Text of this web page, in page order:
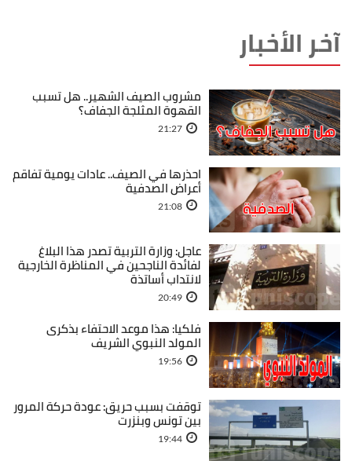
آخر الأخبار
مشروب الصيف الشهير.. هل تسبب
القهوة المثلجة الجفاف؟
21:27
احذرها في الصيف.. عادات يومية تفاقم
أعراض الصدفية
21:08
عاجل: وزارة التربية تصدر هذا البلاغ
لفائدة الناجحين في المناظرة الخارجية
لانتداب أساتذة
20:49
فلكيا: هذا موعد الاحتفاء بذكرى
المولد النبوي الشريف
19:56
توقفت بسبب حريق: عودة حركة المرور
بين تونس وبنزرت
19:44